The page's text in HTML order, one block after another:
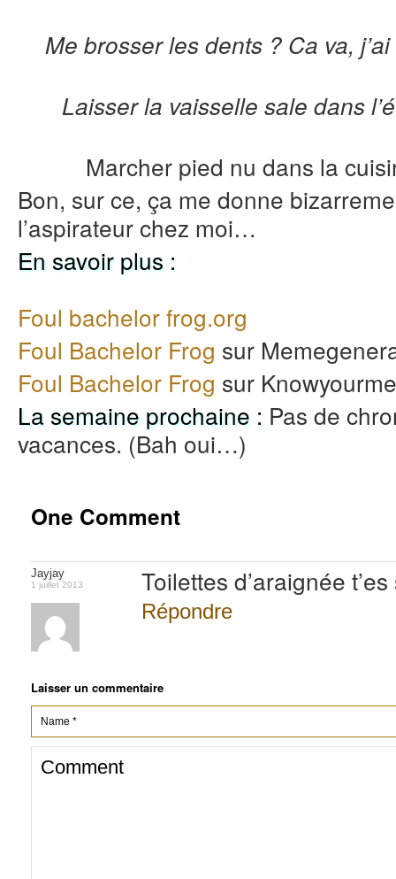
Me brosser les dents ? Ca va,
Laisser la vaisselle sale dans
Marcher pied nu dans la
Bon, sur ce, ça me donne
l’aspirateur chez moi…
En savoir plus :
Foul bachelor frog.org
Foul Bachelor Frog sur
Foul Bachelor Frog sur
La semaine prochaine : Pas de
vacances. (Bah oui…)
One Comment
Jayjay
1 juillet 2013 Toilettes d’araignée
Répondre
Laisser un commentaire